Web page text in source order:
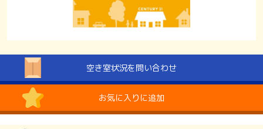
空き室状況を問い合わせ
お気に入りに追加